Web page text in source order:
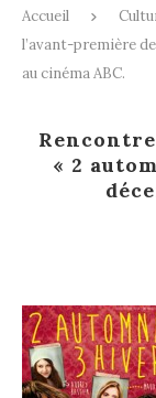
Accueil
l’avant-première
au cinéma ABC.
« 2